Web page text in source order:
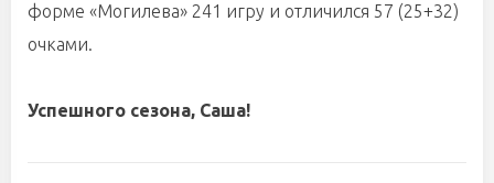
форме «Могилева» 241 игру и отличился 57 (25+32)
очками.
Успешного сезона, Саша!